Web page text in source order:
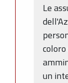
Le
un